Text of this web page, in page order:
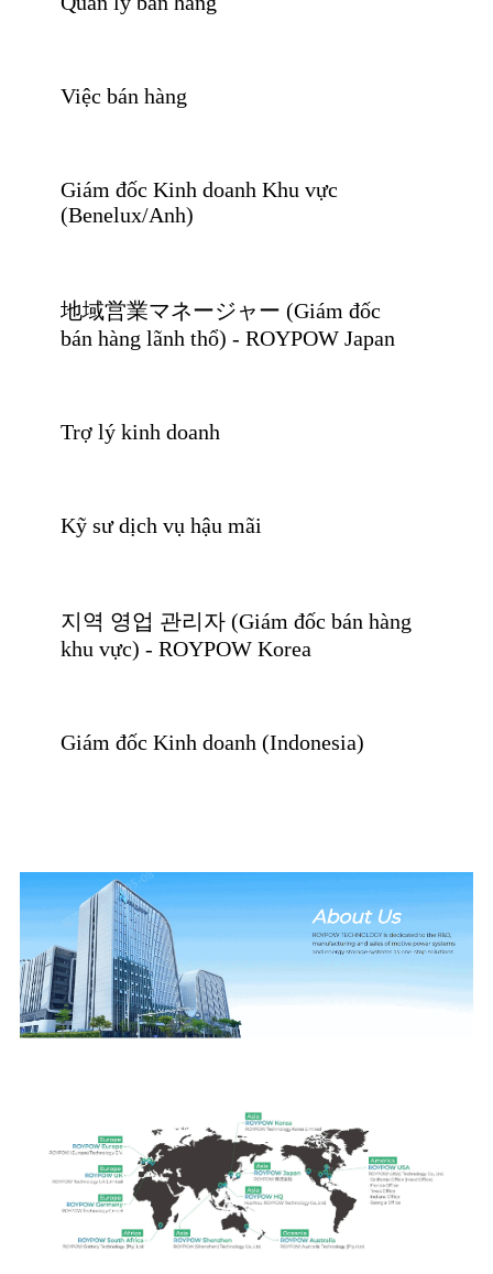
Việc bán hàng
Giám đốc Kinh doanh Khu vực
(Benelux/Anh)
地域営業マネージャー (Giám đốc
bán hàng lãnh thổ) - ROYPOW Japan
Trợ lý kinh doanh
Kỹ sư dịch vụ hậu mãi
지역 영업 관리자 (Giám đốc bán hàng
khu vực) - ROYPOW Korea
Giám đốc Kinh doanh (Indonesia)